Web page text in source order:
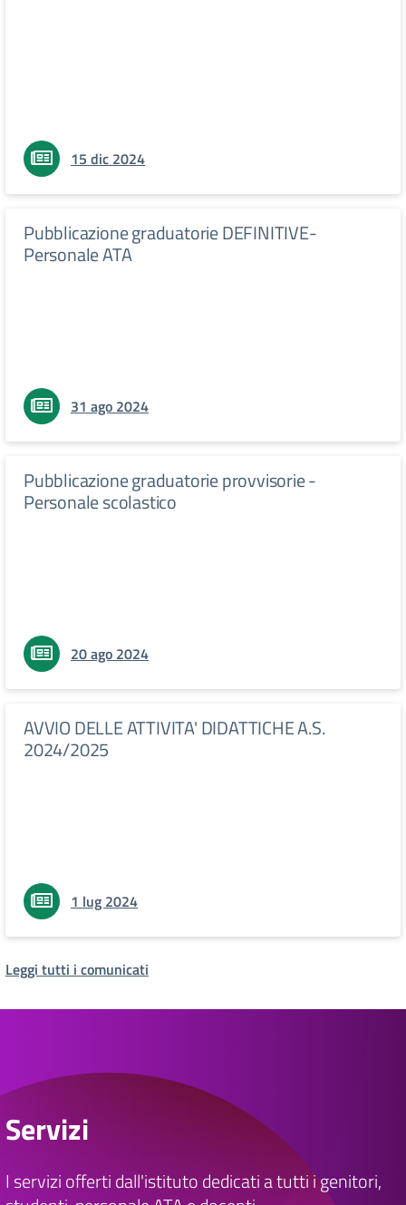
15 dic 2024
Pubblicazione graduatorie DEFINITIVE-
Personale ATA
31 ago 2024
Pubblicazione graduatorie provvisorie -
Personale scolastico
20 ago 2024
AVVIO DELLE ATTIVITA' DIDATTICHE A.S.
2024/2025
1 lug 2024
Leggi tutti i comunicati
Servizi
I servizi offerti dall'istituto dedicati a tutti i genitori,